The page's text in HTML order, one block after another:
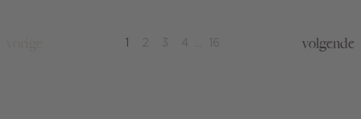
2 16 volgende